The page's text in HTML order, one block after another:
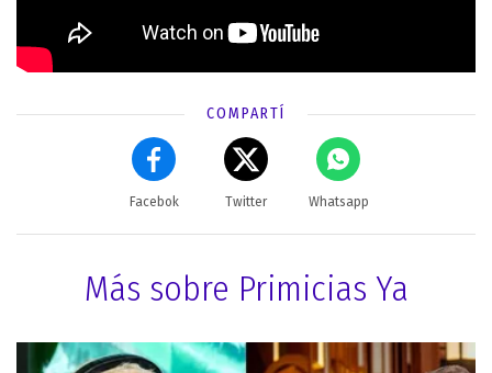
COMPARTÍ
Facebok Twitter Whatsapp
Más sobre Primicias Ya